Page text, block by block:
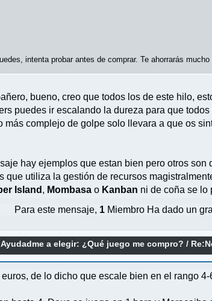
intenta probar antes de comprar. Te ahorrarás
bueno, creo que todos los de este hilo,
puedes ir escalando la dureza para que
más complejo de golpe solo llevara a que os
hay ejemplos que estan bien pero otros
que utiliza la gestión de recursos
Island , Mombasa o Kanban ni de coña se lo
Para este mensaje, 1 Miembro Ha dado un
Ayudadme a elegir: ¿Qué juego me compro? /
de lo dicho que escale bien en el rango